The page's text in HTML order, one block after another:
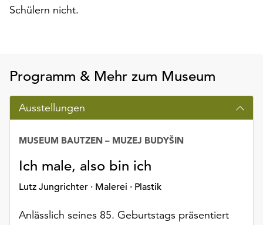
Schülern nicht.
Programm & Mehr zum Museum
Ausstellungen
Ich male, also bin ich
Lutz Jungrichter · Malerei · Plastik
MUSEUM BAUTZEN – MUZEJ BUDYŠIN
Anlässlich seines 85. Geburtstags präsentiert